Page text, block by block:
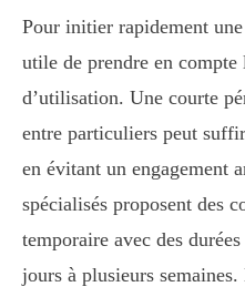
Pour initier rapidement
utile de prendre en compte
d’utilisation. Une courte
entre particuliers peut
en évitant un engagement
spécialisés proposent des
temporaire avec des
jours à plusieurs